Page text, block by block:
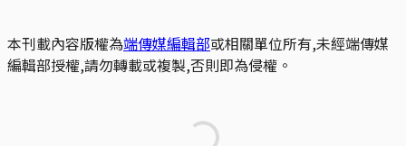
本刊載內容版權為端傳媒編輯部或相關單位所有,未經端傳媒
編輯部授權,請勿轉載或複製,否則即為侵權。